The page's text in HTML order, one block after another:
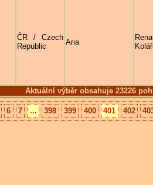
Aktuální výběr obsahuje 23226
ČR / Czech
Republic
Aria
6 7 ... 398 399 400 401 402